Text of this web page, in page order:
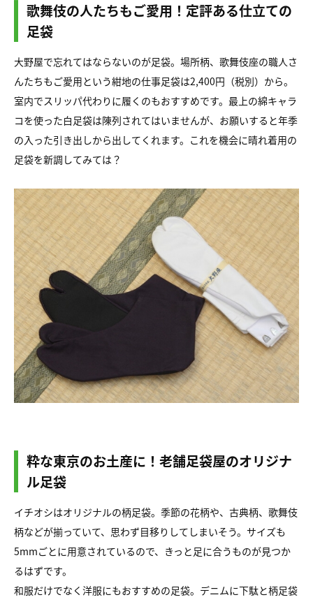
歌舞伎の人たちもご愛用！定評ある仕立ての
足袋
大野屋で忘れてはならないのが足袋。場所柄、歌舞伎座の職人さ
んたちもご愛用という紺地の仕事足袋は2,400円（税別）から。
室内でスリッパ代わりに履くのもおすすめです。最上の綿キャラ
コを使った白足袋は陳列されてはいませんが、お願いすると年季
の入った引き出しから出してくれます。これを機会に晴れ着用の
足袋を新調してみては？
粋な東京のお土産に！老舗足袋屋のオリジナ
ル足袋
イチオシはオリジナルの柄足袋。季節の花柄や、古典柄、歌舞伎
柄などが揃っていて、思わず目移りしてしまいそう。サイズも
5mmごとに用意されているので、きっと足に合うものが見つか
るはずです。
和服だけでなく洋服にもおすすめの足袋。デニムに下駄と柄足袋